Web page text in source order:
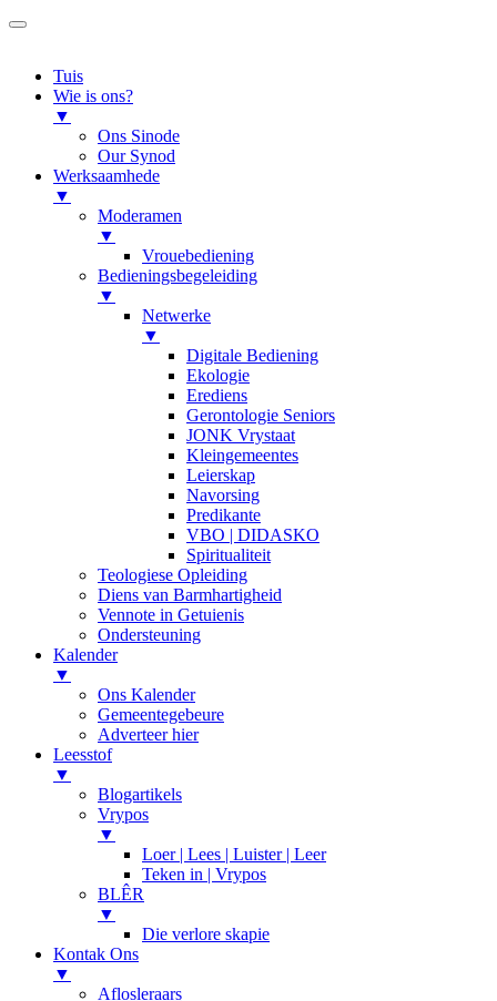
Tuis
Wie is ons?
▼
Ons Sinode
Our Synod
Werksaamhede
▼
Moderamen
▼
Vrouebediening
Bedieningsbegeleiding
▼
Netwerke
▼
Digitale Bediening
Ekologie
Erediens
Gerontologie Seniors
JONK Vrystaat
Kleingemeentes
Leierskap
Navorsing
Predikante
VBO | DIDASKO
Spiritualiteit
Teologiese Opleiding
Diens van Barmhartigheid
Vennote in Getuienis
Ondersteuning
Kalender
▼
Ons Kalender
Gemeentegebeure
Adverteer hier
Leesstof
▼
Blogartikels
Vrypos
▼
Loer | Lees | Luister | Leer
Teken in | Vrypos
BLÊR
▼
Die verlore skapie
Kontak Ons
▼
Aflosleraars